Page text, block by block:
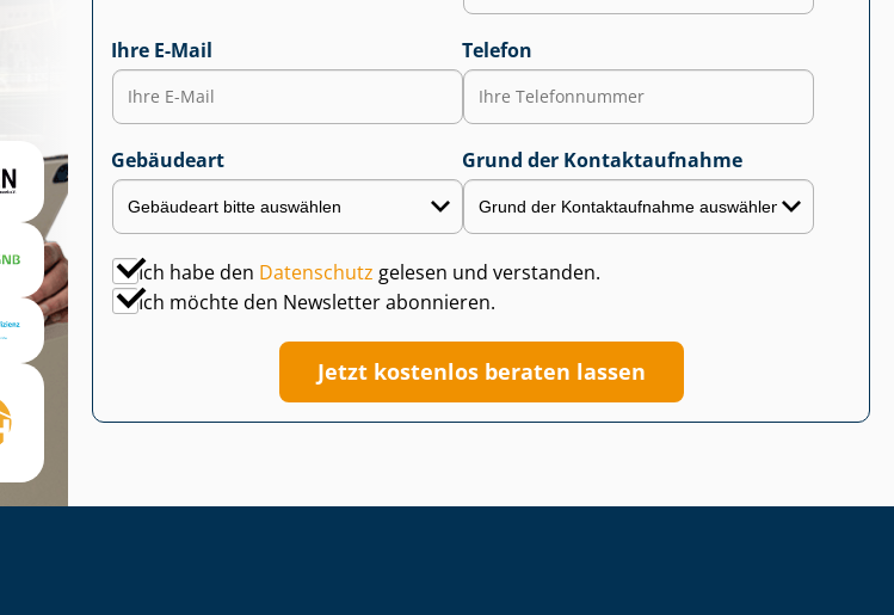
Ihre E-Mail Telefon
Gebäudeart Grund der Kontaktaufnahme
Ich habe den Datenschutz gelesen und verstanden.
Ich möchte den Newsletter abonnieren.
Jetzt kostenlos beraten lassen